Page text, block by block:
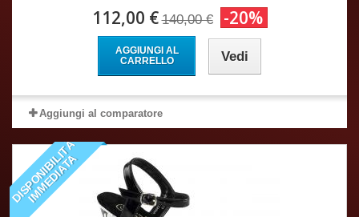
112,00 € 140,00 € -20%
AGGIUNGI AL
CARRELLO
Vedi
Aggiungi al comparatore
D
I
S
P
O
N
I
B
I
L
I
T
À
I
M
M
E
D
I
A
T
A